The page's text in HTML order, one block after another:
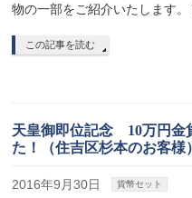
物の一部をご紹介いたします
この記事を読む
天皇御即位記念 10万円金
た！（住吉区杉本のお客様）
2016年9月30日 貨幣セット